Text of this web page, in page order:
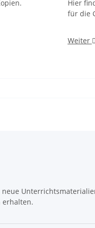
Hier
für die
Weiter
erhalten.